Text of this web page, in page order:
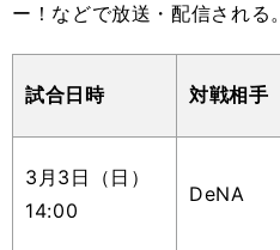
ー！などで放送・配信される。
試合日時 対戦相手
3月3日（日）
14:00
DeNA